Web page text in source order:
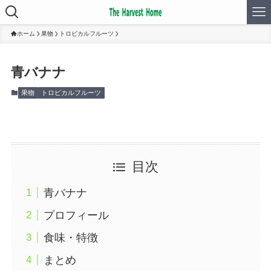
ホーム 果物 トロピカルフルーツ
青バナナ
果物 トロピカルフルーツ
目次
青バナナ
プロフィール
食味・特徴
まとめ